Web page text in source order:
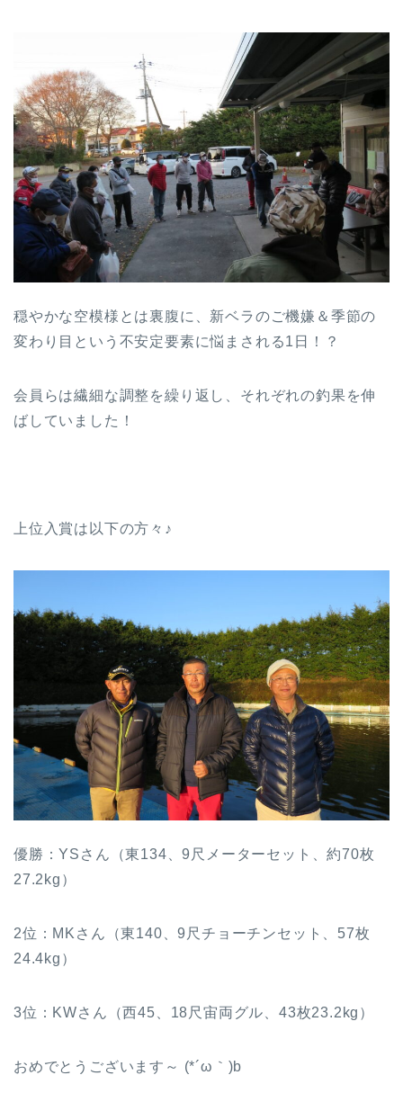
穏やかな空模様とは裏腹に、新ベラのご機嫌＆季節の
変わり目という不安定要素に悩まされる1日！？
会員らは繊細な調整を繰り返し、それぞれの釣果を伸
ばしていました！
上位入賞は以下の方々♪
優勝：YSさん（東134、9尺メーターセット、約70枚
27.2kg）
2位：MKさん（東140、9尺チョーチンセット、57枚
24.4kg）
3位：KWさん（西45、18尺宙両グル、43枚23.2kg）
おめでとうございます～ (*´ω｀)b